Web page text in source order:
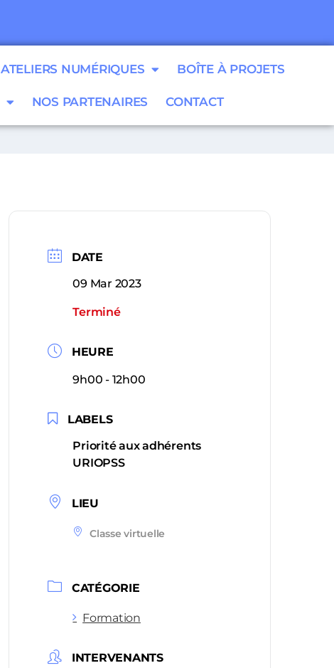
ATELIERS NUMÉRIQUES BOÎTE À PROJETS
NOS PARTENAIRES CONTACT
DATE
09 Mar 2023
Terminé
HEURE
9h00 - 12h00
LABELS
Priorité aux adhérents
URIOPSS
LIEU
Classe virtuelle
CATÉGORIE
Formation
INTERVENANTS